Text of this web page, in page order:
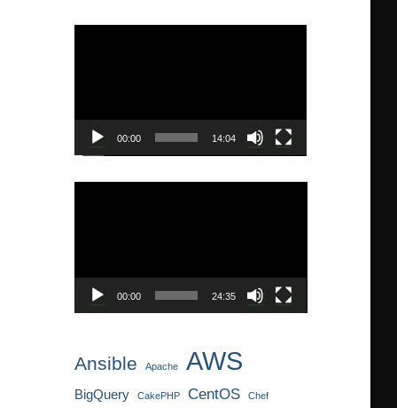
00:00 14:04
00:00 24:35
Ansible Apache AWS
BigQuery CakePHP CentOS Chef